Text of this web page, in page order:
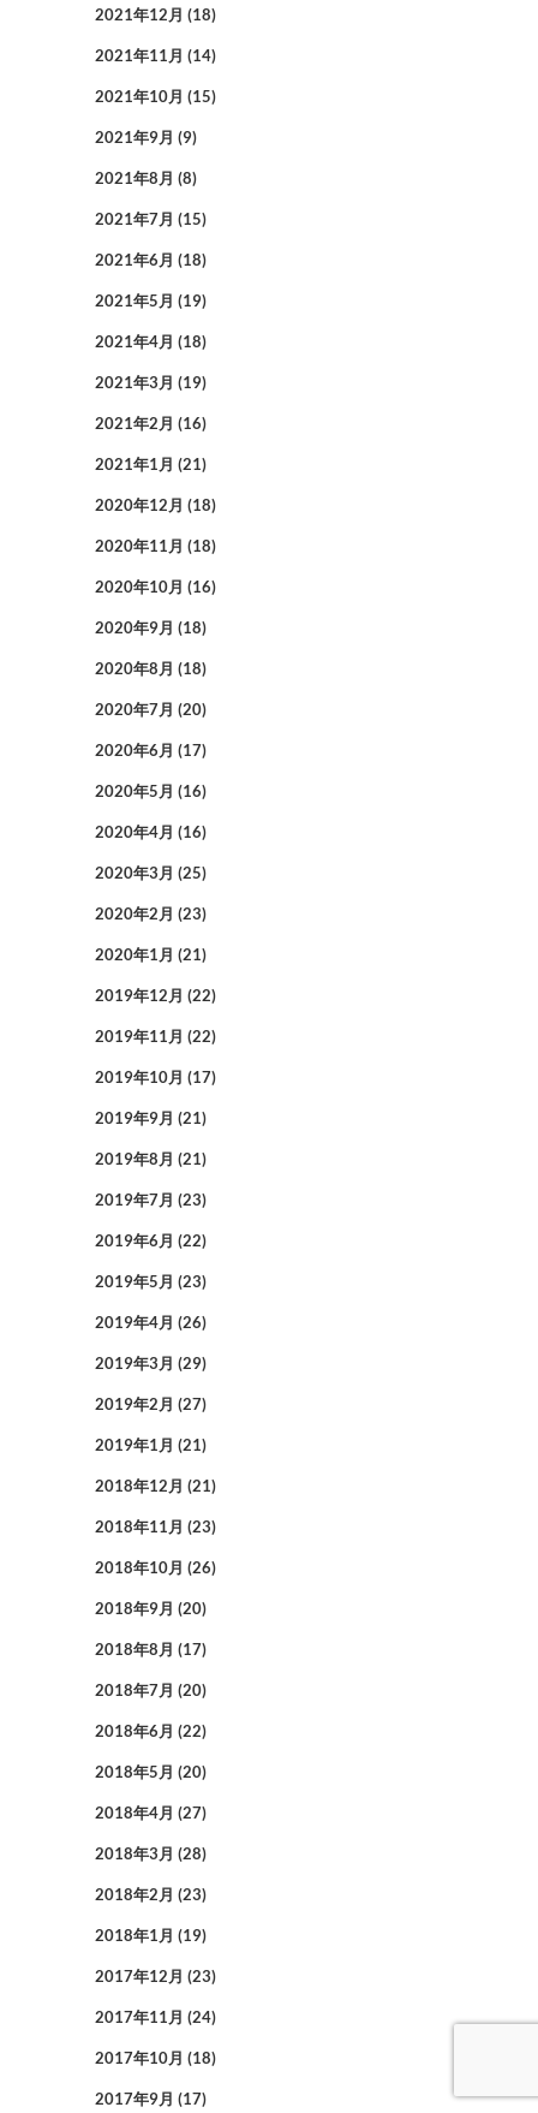
2021年12月 (18)
2021年11月 (14)
2021年10月 (15)
2021年9月 (9)
2021年8月 (8)
2021年7月 (15)
2021年6月 (18)
2021年5月 (19)
2021年4月 (18)
2021年3月 (19)
2021年2月 (16)
2021年1月 (21)
2020年12月 (18)
2020年11月 (18)
2020年10月 (16)
2020年9月 (18)
2020年8月 (18)
2020年7月 (20)
2020年6月 (17)
2020年5月 (16)
2020年4月 (16)
2020年3月 (25)
2020年2月 (23)
2020年1月 (21)
2019年12月 (22)
2019年11月 (22)
2019年10月 (17)
2019年9月 (21)
2019年8月 (21)
2019年7月 (23)
2019年6月 (22)
2019年5月 (23)
2019年4月 (26)
2019年3月 (29)
2019年2月 (27)
2019年1月 (21)
2018年12月 (21)
2018年11月 (23)
2018年10月 (26)
2018年9月 (20)
2018年8月 (17)
2018年7月 (20)
2018年6月 (22)
2018年5月 (20)
2018年4月 (27)
2018年3月 (28)
2018年2月 (23)
2018年1月 (19)
2017年12月 (23)
2017年11月 (24)
2017年10月 (18)
2017年9月 (17)